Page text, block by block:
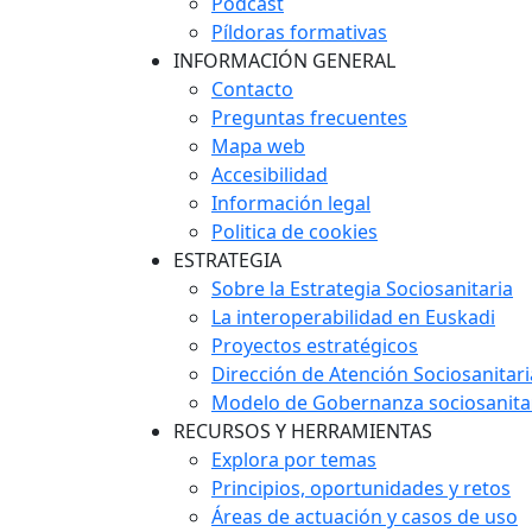
Píldoras formativas
INFORMACIÓN GENERAL
Contacto
Preguntas frecuentes
Mapa web
Accesibilidad
Información legal
Politica de cookies
ESTRATEGIA
Sobre la Estrategia Sociosanitaria
La interoperabilidad en Euskadi
Proyectos estratégicos
Dirección de Atención
Modelo de Gobernanza
RECURSOS Y HERRAMIENTAS
Explora por temas
Principios, oportunidades y retos
Áreas de actuación y casos de uso